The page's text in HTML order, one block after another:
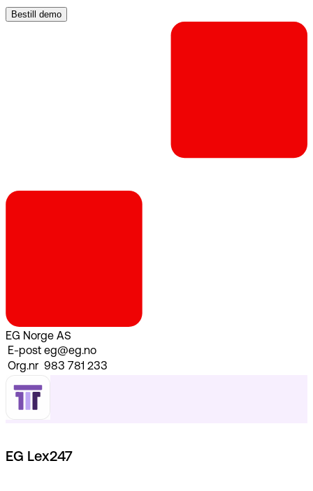
Bestill demo
EG Norge AS
E-post eg@eg.no
Org.nr 983 781 233
EG Lex247